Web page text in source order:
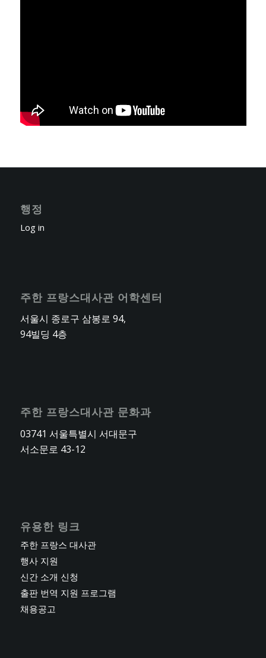
행정
Log in
주한 프랑스대사관 어학센터
서울시 종로구 삼봉로 94,
94빌딩 4층
주한 프랑스대사관 문화과
03741 서울특별시 서대문구
서소문로 43-12
유용한 링크
주한 프랑스 대사관
행사 지원
신간 소개 신청
출판 번역 지원 프로그램
채용공고